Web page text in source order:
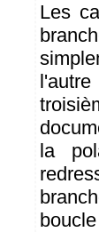
Les
la